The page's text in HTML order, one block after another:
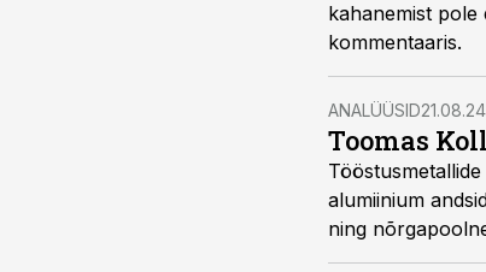
kahanemist pole
kommentaaris.
ANALÜÜSID
Toomas
alumiinium
ning
ülevaates.